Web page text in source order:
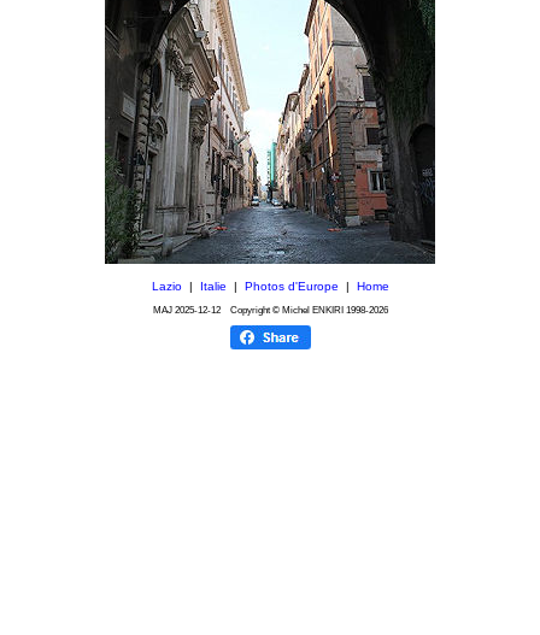
Lazio| Italie Photos d'Europe Home
MAJ 2025-12-12Copyright © Michel ENKIRI 1998-2026